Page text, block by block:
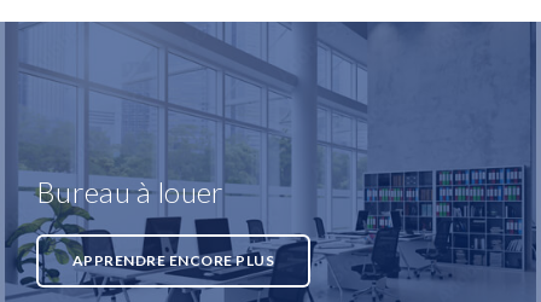
Bureau à louer
APPRENDRE ENCORE PLUS